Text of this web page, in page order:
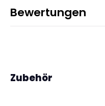
Bewertungen
Produktgalerie überspringen
Zubehör